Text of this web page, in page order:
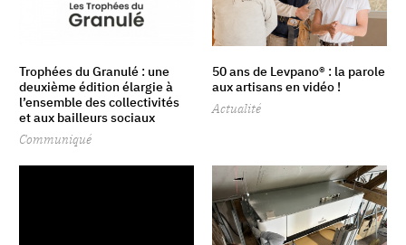
Trophées du Granulé : une
deuxième édition élargie à
l’ensemble des collectivités
et aux bailleurs sociaux
Communiqué
50 ans de Levpano® : la parole
aux artisans en vidéo !
Actualité